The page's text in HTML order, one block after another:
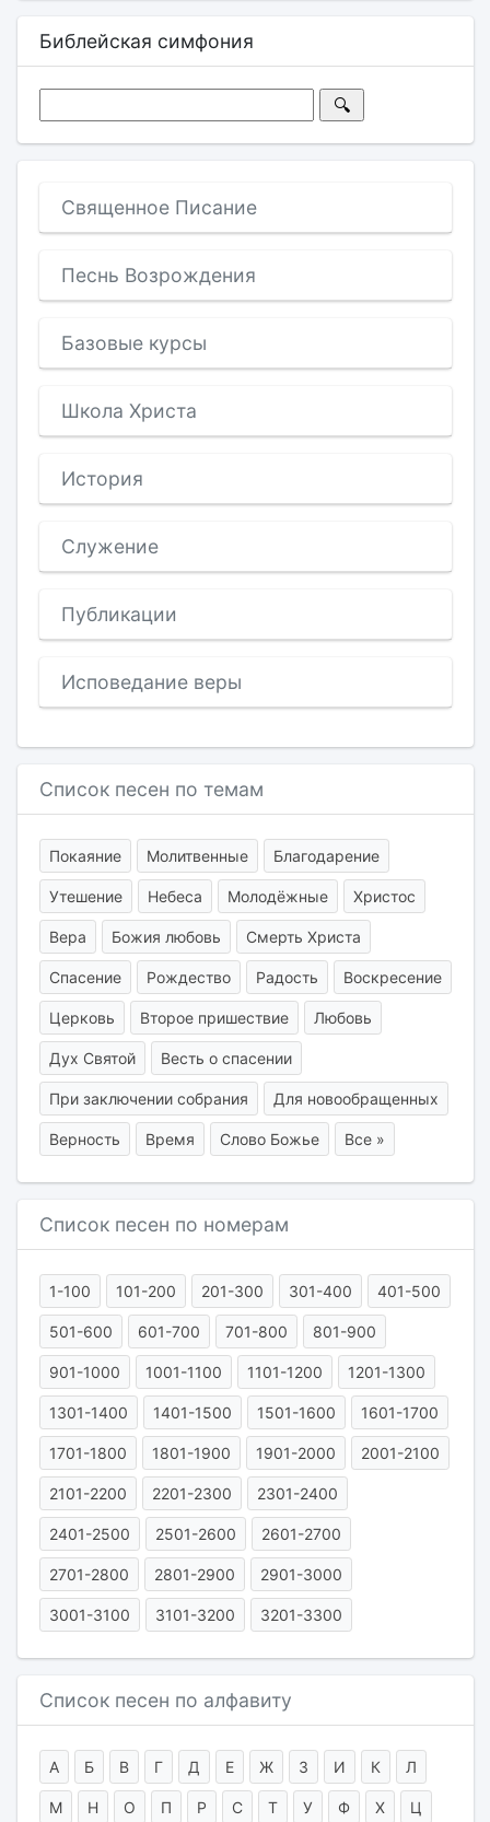
Библейская симфония
Священное Писание
Песнь Возрождения
Базовые курсы
Школа Христа
История
Служение
Публикации
Исповедание веры
Список песен по темам
Покаяние Молитвенные Благодарение
Утешение Небеса Молодёжные Христос
Вера Божия любовь Смерть Христа
Спасение Рождество Радость Воскресение
Церковь Второе пришествие Любовь
Дух Святой Весть о спасении
При заключении собрания Для новообращенных
Верность Время Слово Божье Все »
Список песен по номерам
1-100 101-200 201-300 301-400 401-500
501-600 601-700 701-800 801-900
901-1000 1001-1100 1101-1200 1201-1300
1301-1400 1401-1500 1501-1600 1601-1700
1701-1800 1801-1900 1901-2000 2001-2100
2101-2200 2201-2300 2301-2400
2401-2500 2501-2600 2601-2700
2701-2800 2801-2900 2901-3000
3001-3100 3101-3200 3201-3300
Список песен по алфавиту
А Б В Г Д Е Ж З И К Л
М Н О П Р С Т У Ф Х Ц